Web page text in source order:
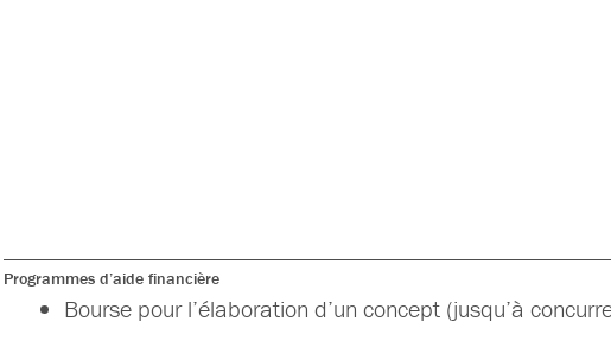
Programmes d’aide financière
Bourse pour l’élaboration d’un concept (jusqu’à